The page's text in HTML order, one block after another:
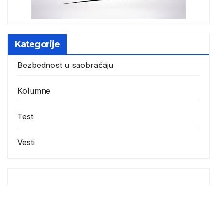
Kategorije
Bezbednost u saobraćaju
Kolumne
Test
Vesti